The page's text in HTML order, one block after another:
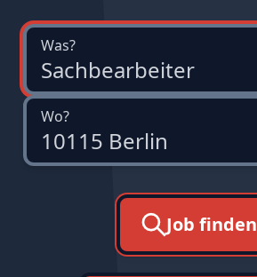
Was?
Wo?
Job finden